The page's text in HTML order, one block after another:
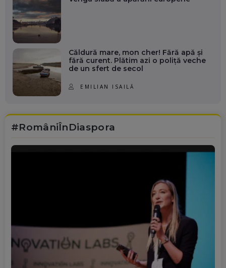
Căldură mare, mon cher! Fără apă și
fără curent. Plătim azi o poliță veche
de un sfert de secol
EMILIAN ISAILĂ
#RomâniÎnDiaspora